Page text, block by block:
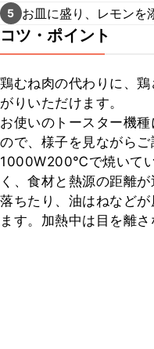
5 お皿に盛り、レモンを
コツ・ポイント
鶏むね肉の代わりに、
がりいただけます。
お使いのトースター機
ので、様子を見ながら
1000W200℃で焼いて
く、食材と熱源の距離
落ちたり、油はねなど
ます。加熱中は目を離さ